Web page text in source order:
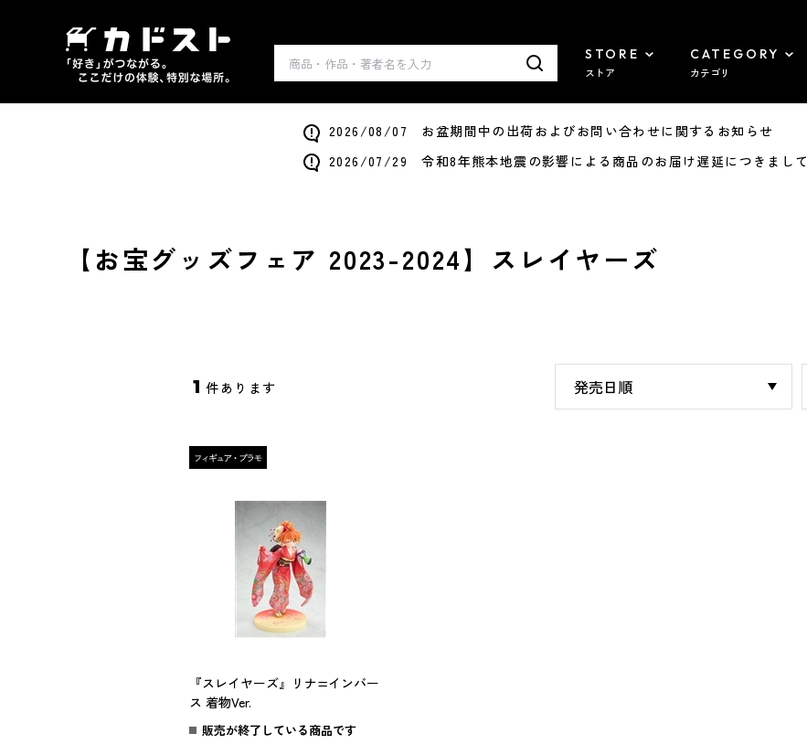
STORE
ストア
CATEGORY
カテゴリ
2026/08/07 お盆期間中の出荷およびお問い合わせに関するお知らせ
2026/07/29 令和8年熊本地震の影響による商品のお届け遅延につきまして
【お宝グッズフェア 2023-2024】スレイヤーズ
1 件あります
『スレイヤーズ』リナ=インバー
ス 着物Ver.
販売が終了している商品です